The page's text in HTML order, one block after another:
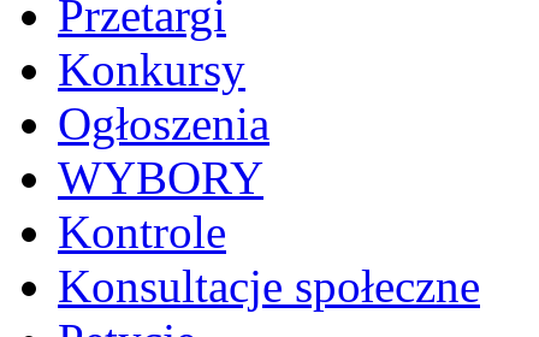
Przetargi
Konkursy
Ogłoszenia
WYBORY
Kontrole
Konsultacje społeczne